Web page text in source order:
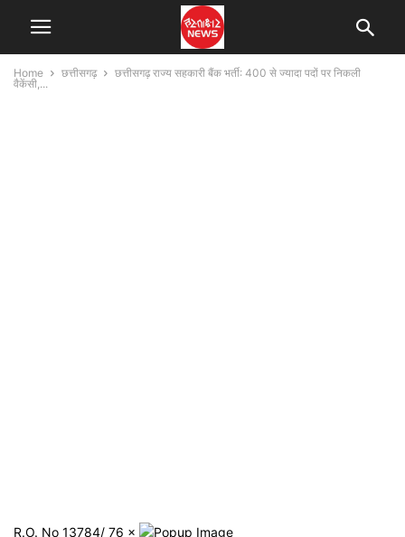
Home छत्तीसगढ़
छत्तीसगढ़ राज्य सहकारी बैंक भर्ती: 400 से ज्यादा पदों पर निकली
वैकेंसी,...
R.O. No 13784/ 76 ×